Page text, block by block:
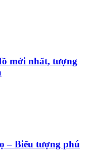
mới nhất, tượng
– Biểu tượng phú